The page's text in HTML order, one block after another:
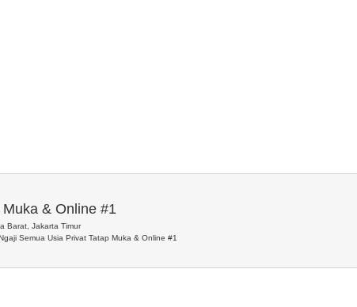
& Online #1
Barat, Jakarta Timur
Semua Usia Privat Tatap Muka & Online #1